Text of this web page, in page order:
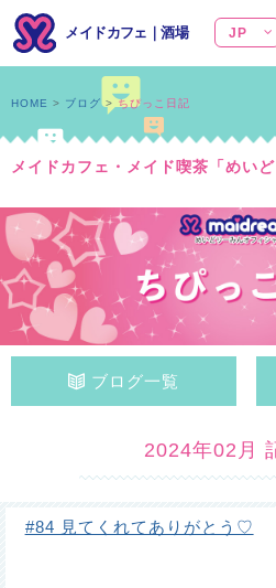
メイドカフェ ｜酒場 JP
メイドカフェ・メイド喫茶「めい
HOME ブログ ちぴっこ日記
ブログ一覧
2024年02月
#84 見てくれてありがとう♡